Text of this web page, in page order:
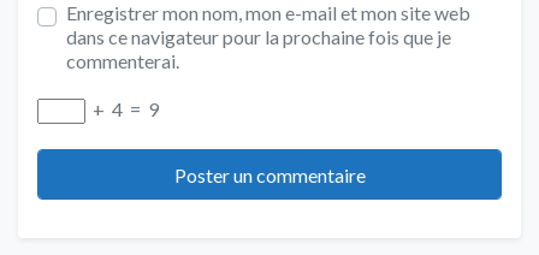
Enregistrer mon nom, mon e-mail et mon site web
dans ce navigateur pour la prochaine fois que je
commenterai.
+ 4 = 9